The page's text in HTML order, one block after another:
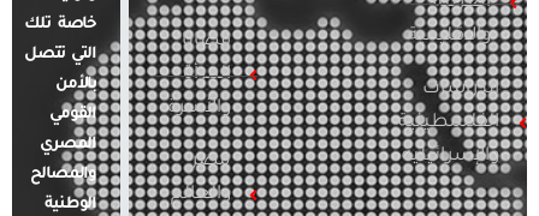
والإقليمية
الدراسات
الفلسطينية
والإسرائيلية
قضايا
المرأة
والأسرة
مصر
والعالم
خاصة تلك
التي تتصل
بالأمن
القومي
المصري
والمصالح
الوطنية